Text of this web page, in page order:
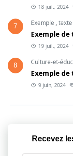
18 juil., 2024
7 Exemple ,
Exemple
19 juil., 2024
8 Culture-et-
Exemple
9 juin, 2024
Recevez